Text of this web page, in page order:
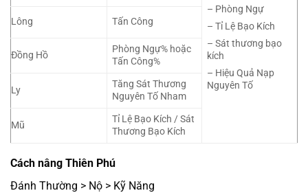
– Phòng Ngự
– Tỉ Lệ Bạo Kích
– Sát thương bạo
kích
– Hiệu Quả Nạp
Nguyên Tố
Lông Tấn Công
Đồng Hồ
Phòng Ngự% hoặc
Tấn Công%
Ly
Tăng Sát Thương
Nguyên Tố Nham
Mũ
Tỉ Lệ Bạo Kích / Sát
Thương Bạo Kích
Cách nâng Thiên Phú
Đánh Thường > Nộ > Kỹ Năng